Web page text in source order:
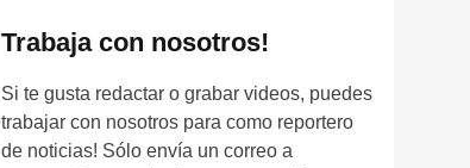
Trabaja con nosotros!
Si te gusta redactar o grabar videos, puedes
trabajar con nosotros para como reportero
de noticias! Sólo envía un correo a